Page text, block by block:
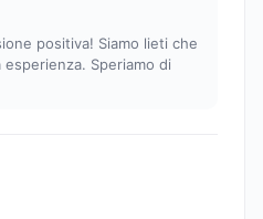
positiva! Siamo lieti che
Speriamo di